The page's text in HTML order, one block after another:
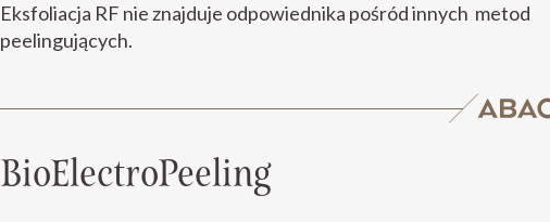
Eksfoliacja RF nie znajduje odpowiednika pośród innych metod
peelingujących.
BioElectroPeeling